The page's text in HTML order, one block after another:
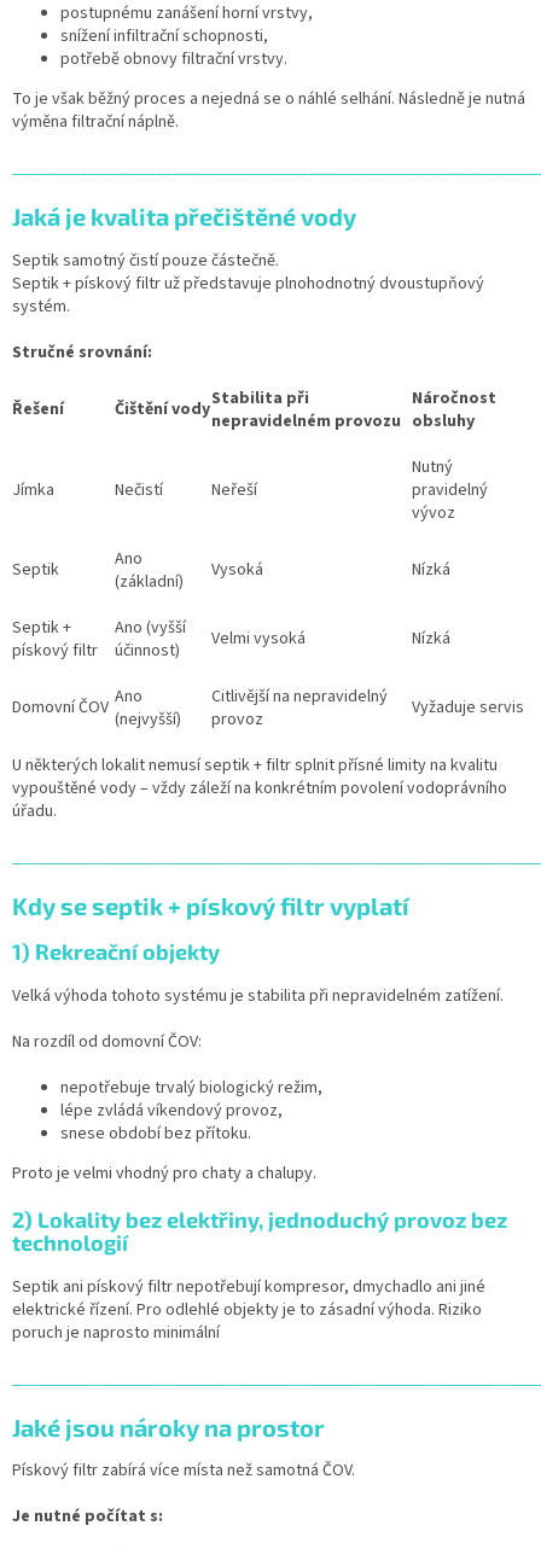
postupnému zanášení horní vrstvy,
snížení infiltrační schopnosti,
potřebě obnovy filtrační vrstvy.
To je však běžný proces a nejedná se o náhlé selhání. Následně je nutná
výměna filtrační náplně.
Jaká je kvalita přečištěné vody
Septik samotný čistí pouze částečně.
Septik + pískový filtr už představuje plnohodnotný dvoustupňový
systém.
Stručné srovnání:
Řešení Čištění vodyStabilita při
nepravidelném provozu
Náročnost
obsluhy
Jímka Nečistí Neřeší
Nutný
pravidelný
vývoz
Septik
Ano
(základní)
Vysoká Nízká
Septik +
pískový filtr
Ano (vyšší
účinnost)
Velmi vysoká Nízká
Domovní ČOV Ano
(nejvyšší)
Citlivější na nepravidelný
provoz
Vyžaduje servis
U některých lokalit nemusí septik + filtr splnit přísné limity na kvalitu
vypouštěné vody – vždy záleží na konkrétním povolení vodoprávního
úřadu.
Kdy se septik + pískový filtr vyplatí
1) Rekreační objekty
Velká výhoda tohoto systému je stabilita při nepravidelném zatížení.
Na rozdíl od domovní ČOV:
nepotřebuje trvalý biologický režim,
lépe zvládá víkendový provoz,
snese období bez přítoku.
Proto je velmi vhodný pro chaty a chalupy.
2) Lokality bez elektřiny, jednoduchý provoz bez
technologií
Septik ani pískový filtr nepotřebují kompresor, dmychadlo ani jiné
elektrické řízení. Pro odlehlé objekty je to zásadní výhoda. Riziko
poruch je naprosto minimální
Jaké jsou nároky na prostor
Pískový filtr zabírá více místa než samotná ČOV.
Je nutné počítat s: